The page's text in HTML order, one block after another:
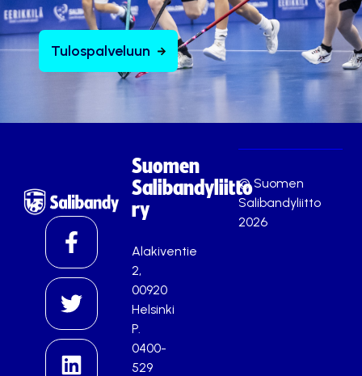
Tulospalveluun
Suomen
Salibandyliitto
ry
Alakiventie
2,
00920
Helsinki
P.
0400-
529
© Suomen
Salibandyliitto
2026